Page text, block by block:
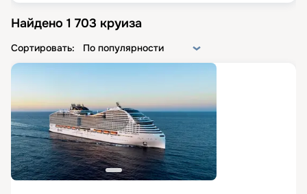
Найдено 1 703 круиза
Сортировать: По популярности